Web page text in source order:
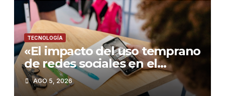
TECNOLOGÍA
«El impacto del uso temprano
de redes sociales en el
rendimiento académico de
los adolescentes»
AGO 5, 2026